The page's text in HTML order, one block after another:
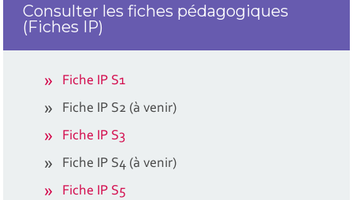
Consulter les fiches pédagogiques
(Fiches IP)
Fiche IP S1
Fiche IP S2 (à venir)
Fiche IP S3
Fiche IP S4 (à venir)
Fiche IP S5